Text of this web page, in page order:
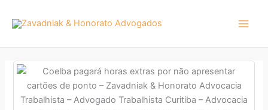
para
conteúdo